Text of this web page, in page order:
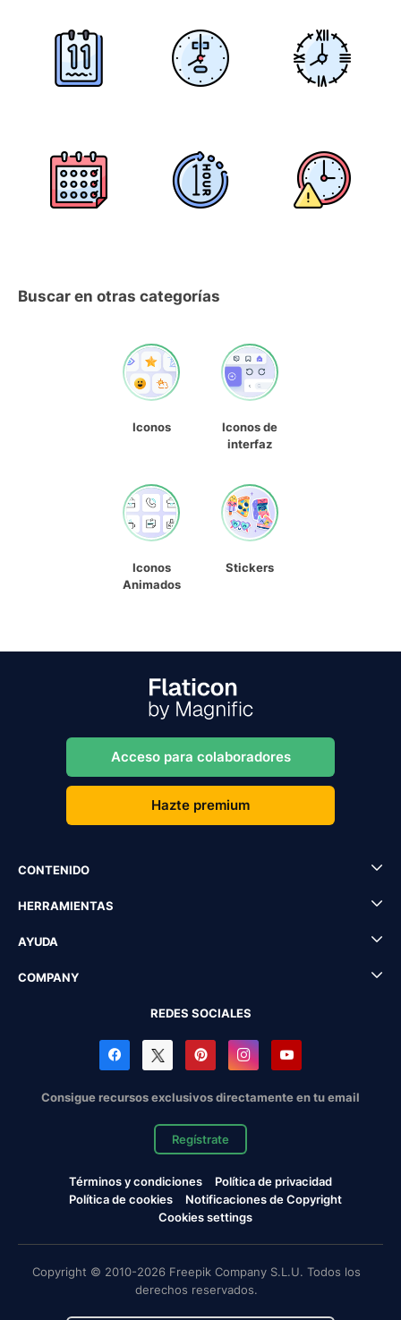
Buscar en otras categorías
Iconos
Iconos de
interfaz
Iconos
Animados
Stickers
Acceso para colaboradores
Hazte premium
CONTENIDO
HERRAMIENTAS
AYUDA
COMPANY
REDES SOCIALES
Consigue recursos exclusivos directamente en tu email
Regístrate
Términos y condiciones
Política de privacidad
Política de cookies
Notificaciones de Copyright
Cookies settings
Copyright © 2010-2026 Freepik Company S.L.U. Todos los
derechos reservados.